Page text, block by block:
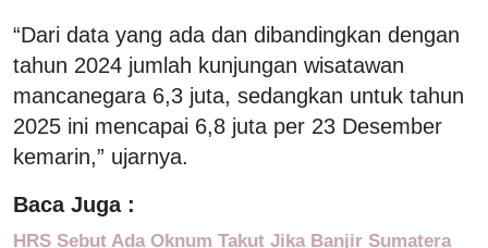
“Dari data yang ada dan dibandingkan dengan
tahun 2024 jumlah kunjungan wisatawan
mancanegara 6,3 juta, sedangkan untuk tahun
2025 ini mencapai 6,8 juta per 23 Desember
kemarin,” ujarnya.
Baca Juga :
HRS Sebut Ada Oknum Takut Jika Banjir Sumatera